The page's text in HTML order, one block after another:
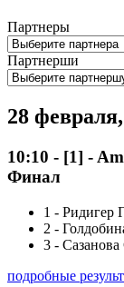
Партнеры
Партнерши
28
10:10 - [1] -
Финал
1 - Ридигер
2 -
3 -
подробные